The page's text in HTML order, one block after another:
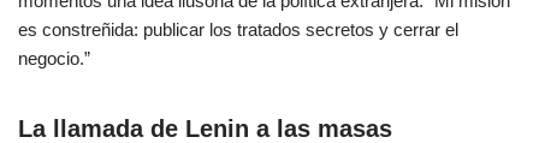
es constreñida: publicar los tratados secretos y cerrar el
negocio.”
La llamada de Lenin a las masas